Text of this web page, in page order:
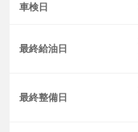
車検日
最終給油日
最終整備日